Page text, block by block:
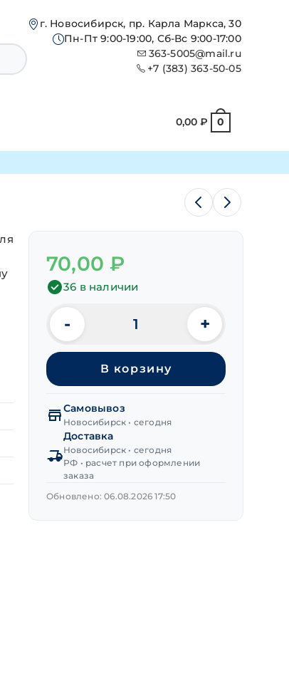
г. Новосибирск, пр. Карла Маркса, 30
Пн-Пт 9:00-19:00, Сб-Вс 9:00-17:00
363-5005@mail.ru
+7 (383) 363-50-05
0,00 ₽ 0
70,00₽
36 в наличии
Количество
товара
Анкер
Г-
образным
крюком
12х100 мм
- +
В корзину
Самовывоз
Новосибирск • сегодня
Доставка
Новосибирск • сегодня
РФ • расчет при оформлении
заказа
Обновлено: 06.08.2026 17:50